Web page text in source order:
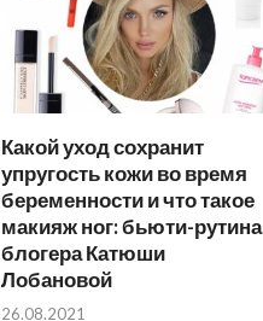
Какой уход сохранит
упругость кожи во время
беременности и что такое
макияж ног: бьюти-рутина
блогера Катюши
Лобановой
26.08.2021